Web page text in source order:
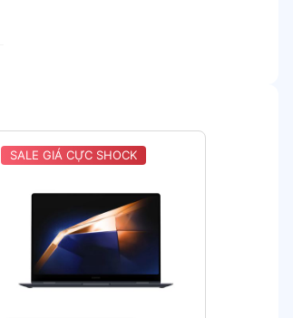
SALE GIÁ CỰC SHOCK